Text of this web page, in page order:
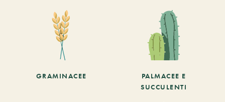
GRAMINACEE
PALMACEE E
SUCCULENTI